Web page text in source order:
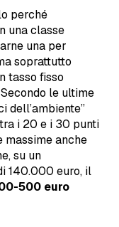
perché
una classe
una per
soprattutto
tasso fisso
le ultime
dell’ambiente”
i 20 e i 30 punti
massime anche
su un
140.000 euro, il
500 euro